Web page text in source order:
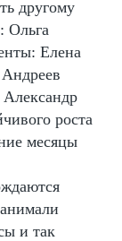
другому
Ольга
Елена
роста
месяцы
и так